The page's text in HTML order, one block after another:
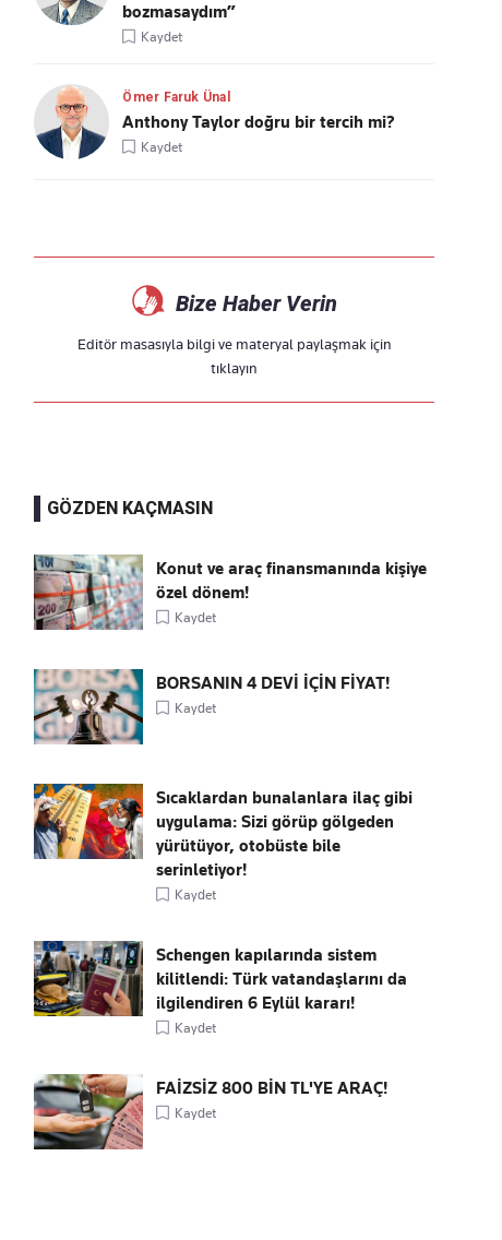
bozmasaydım”
Kaydet
Ömer Faruk Ünal
Anthony Taylor doğru bir tercih mi?
Kaydet
Bize Haber Verin
Editör masasıyla bilgi ve materyal paylaşmak için
tıklayın
GÖZDEN KAÇMASIN
Konut ve araç finansmanında kişiye
özel dönem!
Kaydet
BORSANIN 4 DEVİ İÇİN FİYAT!
Kaydet
Sıcaklardan bunalanlara ilaç gibi
uygulama: Sizi görüp gölgeden
yürütüyor, otobüste bile
serinletiyor!
Kaydet
Schengen kapılarında sistem
kilitlendi: Türk vatandaşlarını da
ilgilendiren 6 Eylül kararı!
Kaydet
FAİZSİZ 800 BİN TL'YE ARAÇ!
Kaydet